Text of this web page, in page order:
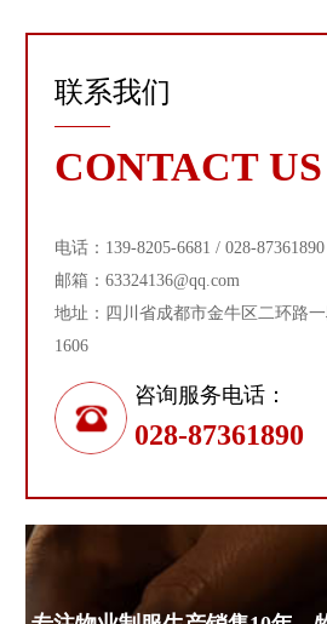
联系我们
CONTACT US
电话：139-8205-6681 / 028-87361890
邮箱：63324136@qq.com
地址：四川省成都市金牛区二环路
1606
咨询服务电话：
028-87361890